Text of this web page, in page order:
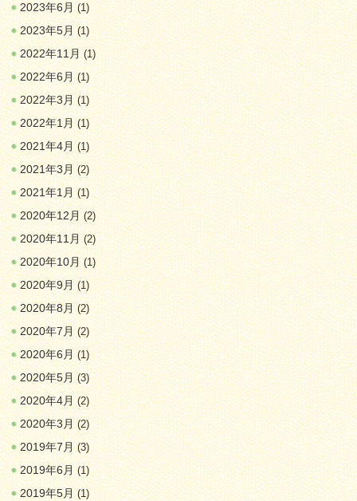
2023年6月(1)
2023年5月(1)
2022年11月(1)
2022年6月(1)
2022年3月(1)
2022年1月(1)
2021年4月(1)
2021年3月(2)
2021年1月(1)
2020年12月(2)
2020年11月(2)
2020年10月(1)
2020年9月(1)
2020年8月(2)
2020年7月(2)
2020年6月(1)
2020年5月(3)
2020年4月(2)
2020年3月(2)
2019年7月(3)
2019年6月(1)
2019年5月(1)